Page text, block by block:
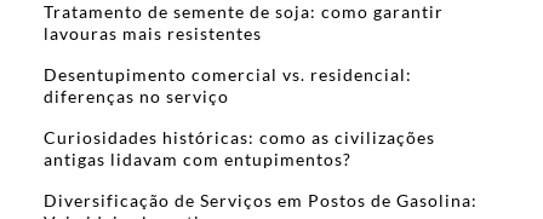
Tratamento de semente de soja: como garantir
lavouras mais resistentes
Desentupimento comercial vs. residencial:
diferenças no serviço
Curiosidades históricas: como as civilizações
antigas lidavam com entupimentos?
Diversificação de Serviços em Postos de Gasolina: